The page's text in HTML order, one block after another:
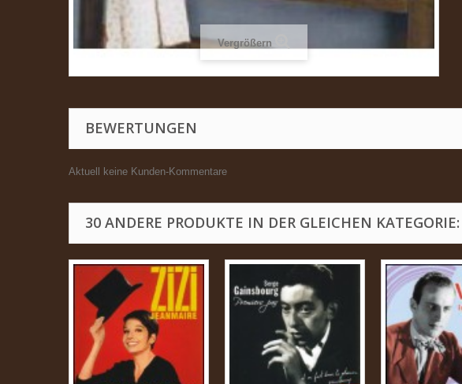
Vergrößern
BEWERTUNGEN
Aktuell keine Kunden-Kommentare
30 ANDERE PRODUKTE IN DER GLEICHEN KATEGORIE: